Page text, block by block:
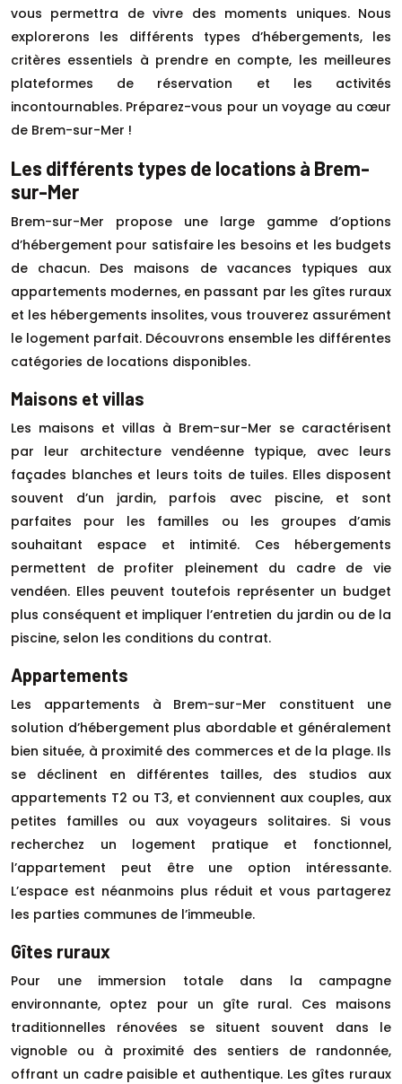
vous permettra de vivre des moments uniques. Nous
explorerons les différents types d’hébergements, les
critères essentiels à prendre en compte, les meilleures
plateformes de réservation et les activités
incontournables. Préparez-vous pour un voyage au cœur
de Brem-sur-Mer !
Les différents types de locations à Brem-
sur-Mer
Brem-sur-Mer propose une large gamme d’options
d’hébergement pour satisfaire les besoins et les budgets
de chacun. Des maisons de vacances typiques aux
appartements modernes, en passant par les gîtes ruraux
et les hébergements insolites, vous trouverez assurément
le logement parfait. Découvrons ensemble les différentes
catégories de locations disponibles.
Maisons et villas
Les maisons et villas à Brem-sur-Mer se caractérisent
par leur architecture vendéenne typique, avec leurs
façades blanches et leurs toits de tuiles. Elles disposent
souvent d’un jardin, parfois avec piscine, et sont
parfaites pour les familles ou les groupes d’amis
souhaitant espace et intimité. Ces hébergements
permettent de profiter pleinement du cadre de vie
vendéen. Elles peuvent toutefois représenter un budget
plus conséquent et impliquer l’entretien du jardin ou de la
piscine, selon les conditions du contrat.
Appartements
Les appartements à Brem-sur-Mer constituent une
solution d’hébergement plus abordable et généralement
bien située, à proximité des commerces et de la plage. Ils
se déclinent en différentes tailles, des studios aux
appartements T2 ou T3, et conviennent aux couples, aux
petites familles ou aux voyageurs solitaires. Si vous
recherchez un logement pratique et fonctionnel,
l’appartement peut être une option intéressante.
L’espace est néanmoins plus réduit et vous partagerez
les parties communes de l’immeuble.
Gîtes ruraux
Pour une immersion totale dans la campagne
environnante, optez pour un gîte rural. Ces maisons
traditionnelles rénovées se situent souvent dans le
vignoble ou à proximité des sentiers de randonnée,
offrant un cadre paisible et authentique. Les gîtes ruraux